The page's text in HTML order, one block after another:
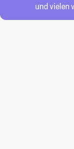
und vielen